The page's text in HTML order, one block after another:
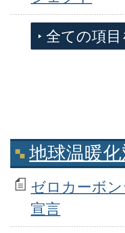
全ての項目
地球温暖
ゼロカーボン
宣言